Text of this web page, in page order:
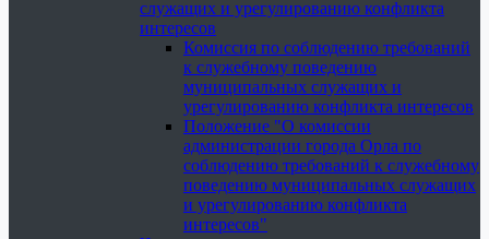
служащих и урегулированию конфликта
интересов
Комиссия по соблюдению требований
к служебному поведению
муниципальных служащих и
урегулированию конфликта интересов
Положение "О комиссии
администрации города Орла по
соблюдению требований к служебному
поведению муниципальных служащих
и урегулированию конфликта
интересов"